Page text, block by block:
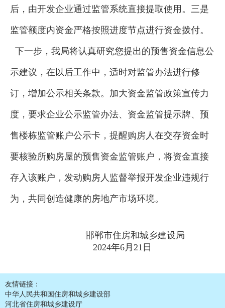
后，由开发企业通过监管系统直接提取使用。三是
监管额度内资金严格按照进度节点进行资金拨付。
下一步，我局将认真研究您提出的预售资金信息公
示建议，在以后工作中，适时对监管办法进行修
订，增加公示相关条款。加大资金监管政策宣传力
度，要求企业公示监管办法、资金监管提示牌、预
售楼栋监管账户公示卡，提醒购房人在交存资金时
要核验所购房屋的预售资金监管账户，将资金直接
存入该账户，发动购房人监督举报开发企业违规行
为，共同创造健康的房地产市场环境。
邯郸市住房和城乡建设局
2024年6月21日
友情链接：
中华人民共和国住房和城乡建设部
河北省住房和城乡建设厅